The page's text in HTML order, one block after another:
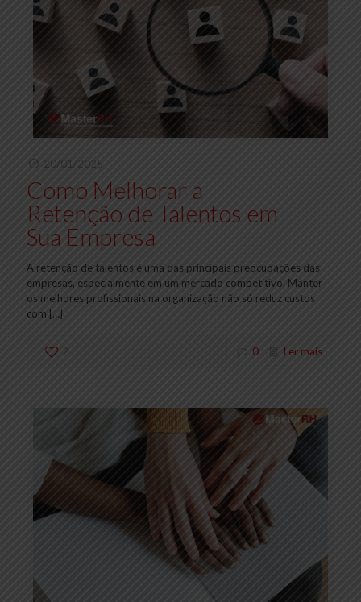
20/01/2025
Como Melhorar a
Retenção de Talentos em
Sua Empresa
A retenção de talentos é uma das principais preocupações das
empresas, especialmente em um mercado competitivo. Manter
os melhores profissionais na organização não só reduz custos
com […]
2 0 Ler mais